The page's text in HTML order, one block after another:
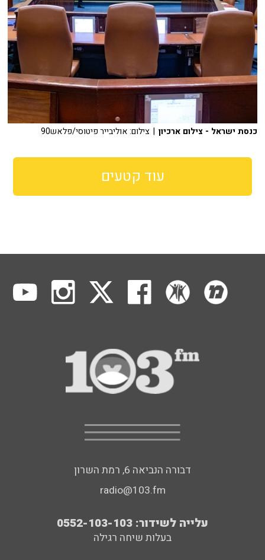
כנסת ישראל - צילום ארכיון | צילום: אוליבייר פיטוסי/פלאש90
עוד קטעים
דבורה הנביאה 6, רמת השרון
radio@103.fm
עלייה לשידור: 0552-103-103
בעלות שיחה רגילה